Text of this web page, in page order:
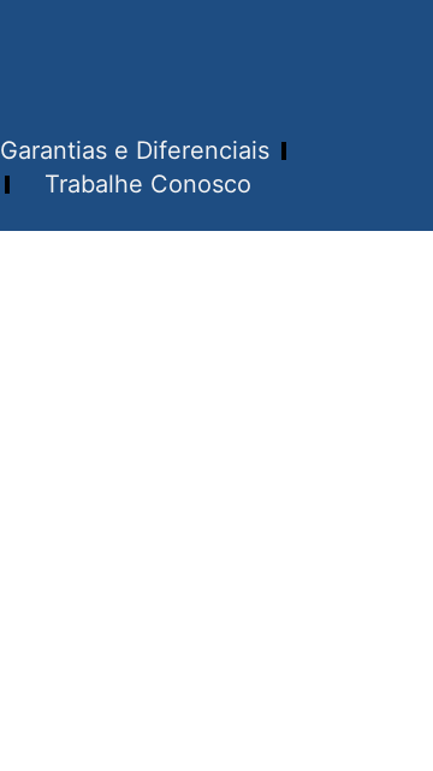
Garantias e Diferenciais
Trabalhe Conosco